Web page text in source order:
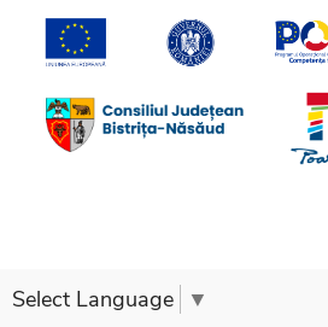
Select Language ▼